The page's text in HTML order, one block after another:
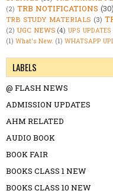
(2) TRB NOTIFICATIONS (30)
TRB STUDY MATERIALS (3)
(2) UGC NEWS (4) UPS UPDATES
(1) What's New. (1) WHATSAPP
LABELS
@ FLASH NEWS
ADMISSION UPDATES
AHM RELATED
AUDIO BOOK
BOOK FAIR
BOOKS CLASS 1 NEW
BOOKS CLASS 10 NEW